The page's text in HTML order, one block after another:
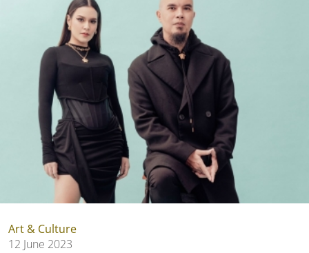
Art & Culture
12 June 2023